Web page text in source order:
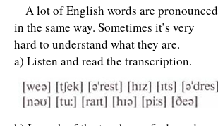
A lot of English words are pronounced
in the same way. Sometimes it’s very
hard to understand what they are.
a) Listen and read the transcription.